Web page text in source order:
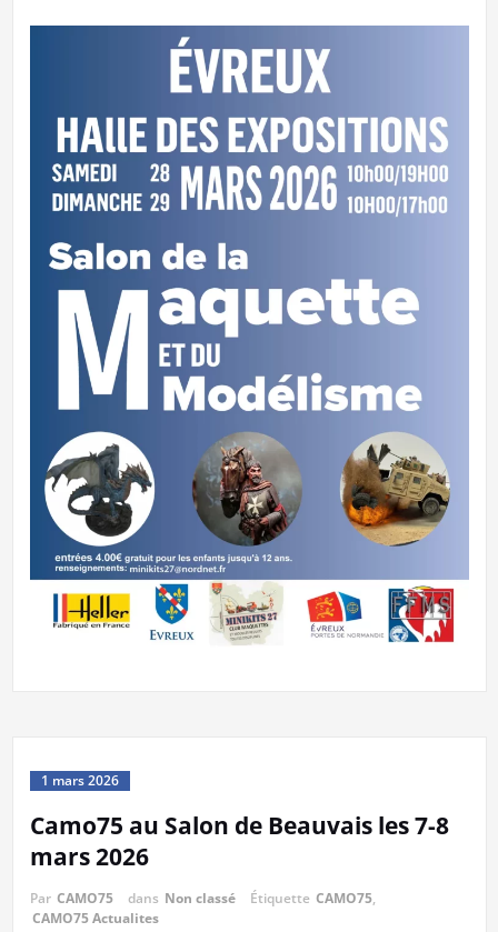
1 mars 2026
Camo75 au Salon de Beauvais les 7-8
mars 2026
Par CAMO75 dans Non classé Étiquette CAMO75,
CAMO75 Actualites